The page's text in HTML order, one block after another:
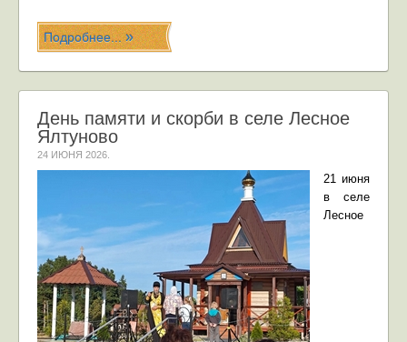
Подробнее...
День памяти и скорби в селе Лесное
Ялтуново
24 ИЮНЯ 2026
21 июня
в селе
Лесное